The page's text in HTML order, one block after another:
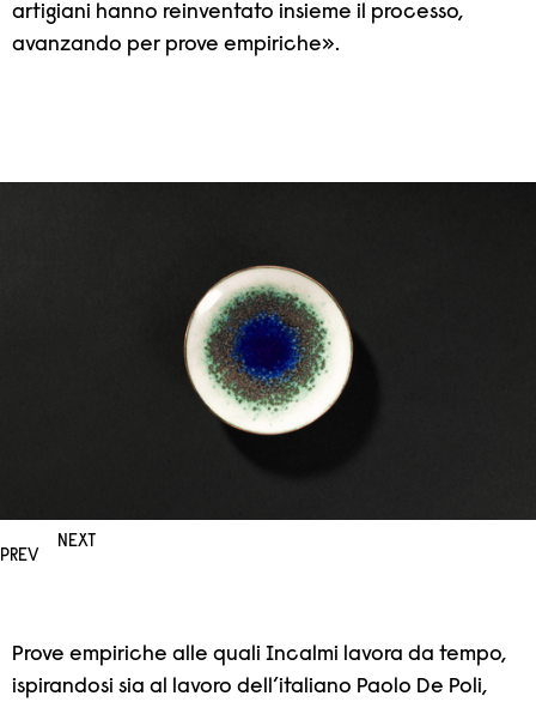
artigiani hanno reinventato insieme il processo,
avanzando per prove empiriche».
PREV
NEXT
Prove empiriche alle quali Incalmi lavora da tempo,
ispirandosi sia al lavoro dell’italiano Paolo De Poli,